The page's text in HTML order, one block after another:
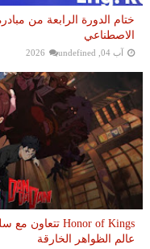
ختام الدورة الرابعة من
الاصطناعي
آب 04, 2026 undefined
عالم الظواهر الخارقة